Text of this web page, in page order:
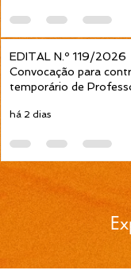
EDITAL N.º 119/2026
Convocação para
temporário de
Séries é publicada pela
há 2 dias